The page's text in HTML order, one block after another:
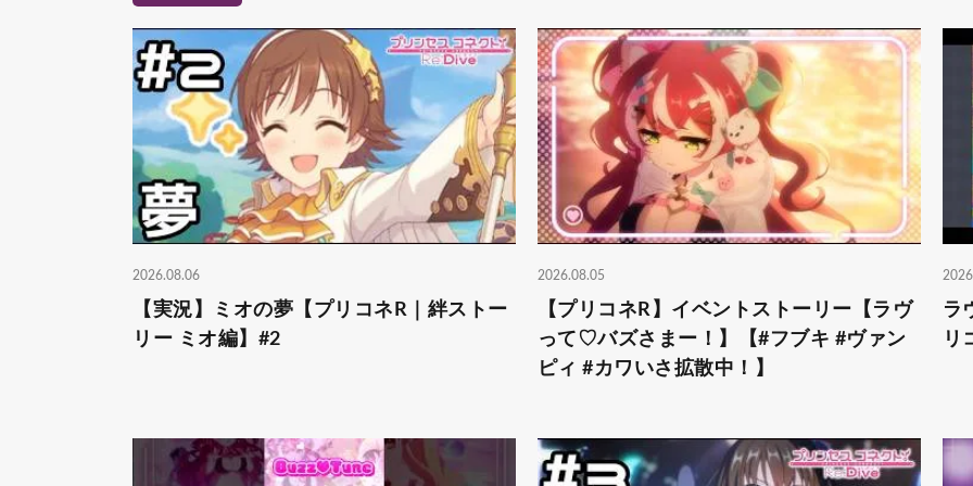
2026.08.06
【実況】ミオの夢【プリコネR｜絆ストー
リー ミオ編】#2
2026.08.05
【プリコネR】イベントストーリー【ラヴ
って♡バズさまー！】【#フブキ #ヴァン
ピィ #カワいさ拡散中！】
ラ
リ